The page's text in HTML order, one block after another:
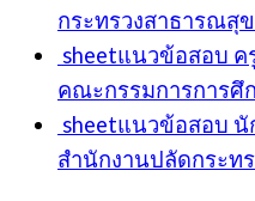
กระทรวงสาธารณสุข
sheetแนวข้อสอบ ค
คณะกรรมการการ
sheetแนวข้อสอบ นั
สำนักงานปลัดกระท